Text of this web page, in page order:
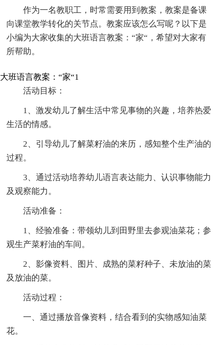
作为一名教职工，时常需要用到教案，教案是备课
向课堂教学转化的关节点。教案应该怎么写呢？以下是
小编为大家收集的大班语言教案：“家“，希望对大家有
所帮助。
大班语言教案：“家“1
活动目标：
1、激发幼儿了解生活中常见事物的兴趣，培养热爱
生活的情感。
2、引导幼儿了解菜籽油的来历，感知整个生产油的
过程。
3、通过活动培养幼儿语言表达能力、认识事物能力
及观察能力。
活动准备：
1、经验准备：带领幼儿到田野里去参观油菜花；参
观生产菜籽油的车间。
2、影像资料、图片、成熟的菜籽种子、未放油的菜
及放油的菜。
活动过程：
一、通过播放音像资料，结合看到的实物感知油菜
花。